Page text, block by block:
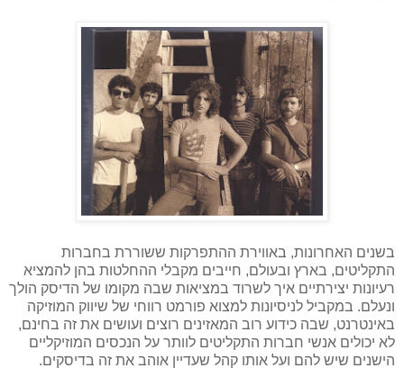
בשנים האחרונות, באווירת ההתפרקות ששוררת בחברות
התקליטים, בארץ ובעולם, חייבים מקבלי ההחלטות בהן להמציא
רעיונות יצירתיים איך לשרוד במציאות שבה מקומו של הדיסק הולך
ונעלם. במקביל לניסיונות למצוא פורמט רווחי של שיווק המוזיקה
באינטרנט, שבה כידוע רוב המאזינים רוצים ועושים את זה בחינם,
לא יכולים אנשי חברות התקליטים לוותר על הנכסים המוזיקליים
הישנים שיש להם ועל אותו קהל שעדיין אוהב את זה בדיסקים.